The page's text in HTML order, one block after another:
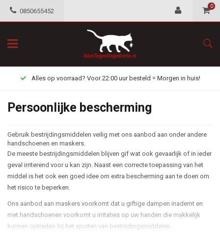
0850655452
0
Alles op voorraad? Voor 22:00 uur besteld = Morgen in huis!
Persoonlijke bescherming
Gebruik bestrijdingsmiddelen veilig met ons aanbod aan onder andere
handschoenen en maskers.
De meeste bestrijdingsmiddelen blijven gif wat ook gevaarlijk of in ieder
geval irriterend voor u kan zijn. Naast een correcte toepassing van het
middel is het ook een goed idee om extra bescherming aan te doen om
het risico te beperken.
Ons aanbod aan maskers voorkomt dat u giftige dampen inademt en
met handschoenen voorkomt u irritaties op uw handen die makkelijk
kunnen optreden bij het spuiten van bestrijdingsmiddelen.